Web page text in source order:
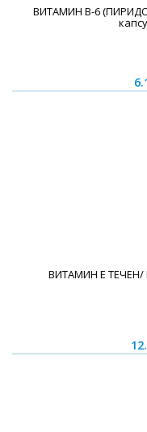
ВИТАМИН B-6
ВИТАМИН Е ТЕЧЕН/